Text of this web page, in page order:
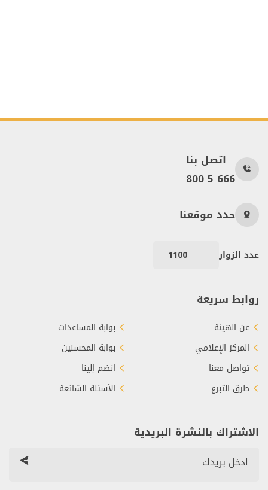
اتصل بنا
800 5 666
حدد موقعنا
عدد الزوار 1100
روابط سريعة
عن الهيئة
المركز الإعلامي
تواصل معنا
طرق التبرع
بوابة المساعدات
بوابة المحسنين
انضم إلينا
الأسئلة الشائعة
الاشتراك بالنشرة البريدية